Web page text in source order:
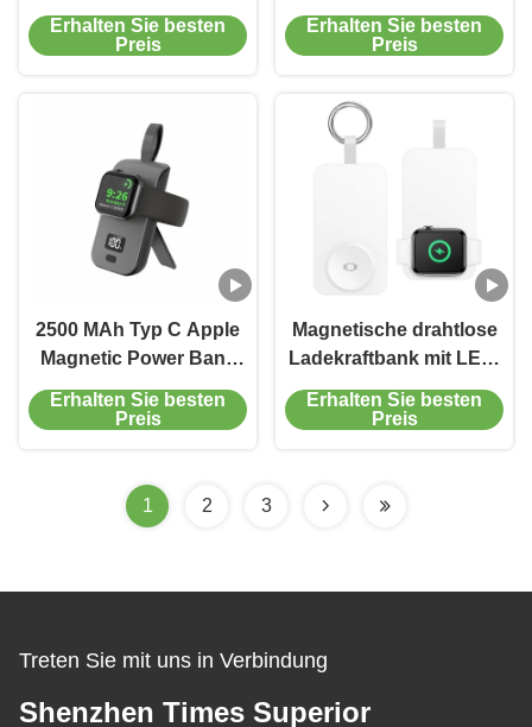
12V 3A 2 in 1 Magsafe
Ladegerät
Erhalten Sie besten
Preis
Magsafe Apple Watch
Power Bank Für Apple
Erhalten Sie besten
Preis
2500 MAh Typ C Apple
Magnetic Power Bank
Schwarz Weiß Portable
Apple Watch Ladegerät
Erhalten Sie besten
Preis
Magnetische drahtlose
Ladekraftbank mit LED-
Anzeiger für das Laden
der iWatch
Erhalten Sie besten
Preis
1 2 3
Treten Sie mit uns in Verbindung
Shenzhen Times Superior